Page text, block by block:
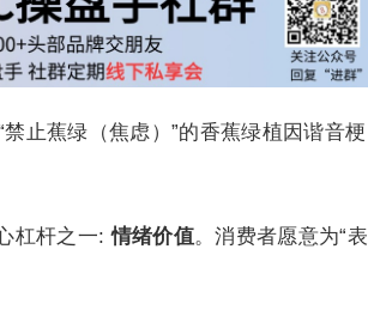
止蕉绿（焦虑）”的香蕉绿植因谐音梗
杠杆之一:情绪价值。消费者愿意为“表